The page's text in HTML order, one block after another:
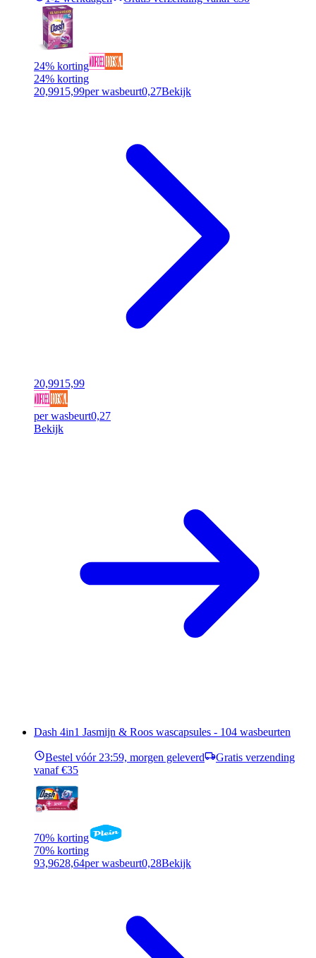
24% korting
24% korting
20,9915,99per wasbeurt0,27Bekijk
20,9915,99
per wasbeurt0,27
Bekijk
Dash 4in1 Jasmijn & Roos wascapsules - 104 wasbeurten
Bestel vóór 23:59, morgen geleverd
Gratis verzending
vanaf €35
70% korting
70% korting
93,9628,64per wasbeurt0,28Bekijk